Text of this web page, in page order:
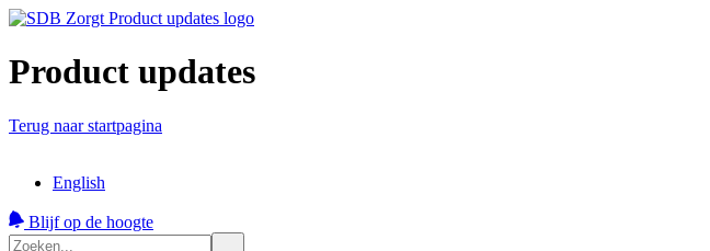
Product updates
Terug naar startpagina
English
Blijf op de hoogte